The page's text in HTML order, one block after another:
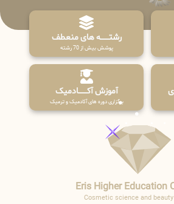
رشتـــــــه های منعطف
پوشش بیش از 70 رشته
آموزش آکـــــــادمیک
برگزاری دوره های آکادمیک و ترمیک
Eris Higher Education
Cosmetic science and